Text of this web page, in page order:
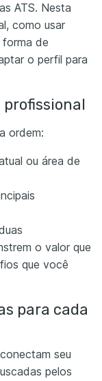
ATS. Nesta
como usar
de
o perfil para
ordem:
ou área de
o valor que
que você
para cada
seu
pelos